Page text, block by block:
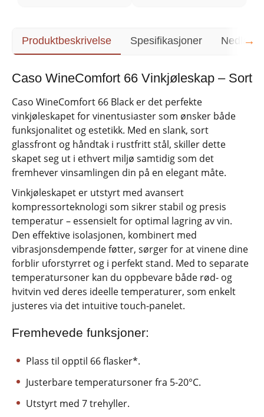
Produktbeskrivelse Spesifikasjoner
Caso WineComfort 66 Vinkjøleskap – Sort
Caso WineComfort 66 Black er det perfekte
vinkjøleskapet for vinentusiaster som ønsker både
funksjonalitet og estetikk. Med en slank, sort
glassfront og håndtak i rustfritt stål, skiller dette
skapet seg ut i ethvert miljø samtidig som det
fremhever vinsamlingen din på en elegant måte.
Vinkjøleskapet er utstyrt med avansert
kompressorteknologi som sikrer stabil og presis
temperatur – essensielt for optimal lagring av vin.
Den effektive isolasjonen, kombinert med
vibrasjonsdempende føtter, sørger for at vinene dine
forblir uforstyrret og i perfekt stand. Med to separate
temperatursoner kan du oppbevare både rød- og
hvitvin ved deres ideelle temperaturer, som enkelt
justeres via det intuitive touch-panelet.
Fremhevede funksjoner:
Plass til opptil 66 flasker*.
Justerbare temperatursoner fra 5-20°C.
Utstyrt med 7 trehyller.
→